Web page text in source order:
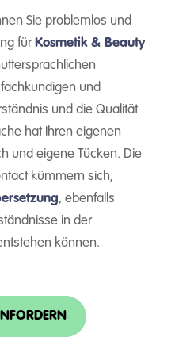
Sie problemlos und
fürKosmetik & Beauty
und
und die Qualität
hat Ihren eigenen
und eigene Tücken. Die
kümmern sich,
, ebenfalls
in der
können.